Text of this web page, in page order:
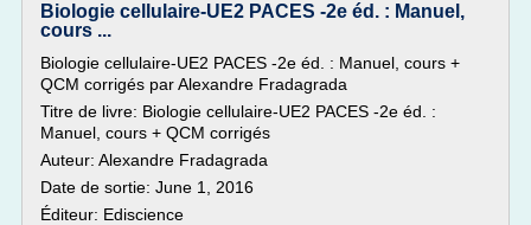
Biologie cellulaire-UE2 PACES -2e éd. : Manuel,
cours ...
Biologie cellulaire-UE2 PACES -2e éd. : Manuel, cours +
QCM corrigés par Alexandre Fradagrada
Titre de livre: Biologie cellulaire-UE2 PACES -2e éd. :
Manuel, cours + QCM corrigés
Auteur: Alexandre Fradagrada
Date de sortie: June 1, 2016
Éditeur: Ediscience